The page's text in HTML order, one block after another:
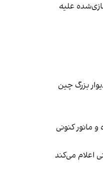
علیه
بزرگ چین
و مانور کنونی
اعلام می‌کند